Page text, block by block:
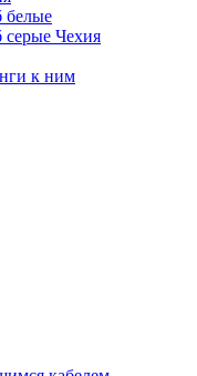
белые
Чехия
к ним